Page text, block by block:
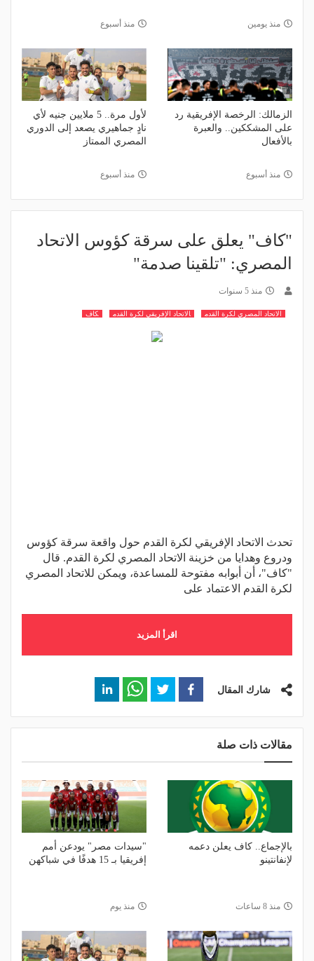
منذ يومين منذ أسبوع
الزمالك: الرخصة الإفريقية رد
على المشككين.. والعبرة
بالأفعال
منذ أسبوع
لأول مرة.. 5 ملايين جنيه لأي
نادٍ جماهيري يصعد إلى الدوري
المصري الممتاز
منذ أسبوع
"كاف" يعلق على سرقة كؤوس الاتحاد
المصري: "تلقينا صدمة"
منذ 5 سنوات
الاتحاد المصري لكرة القدم الاتحاد الإفريقي لكرة القدم كاف
تحدث الاتحاد الإفريقي لكرة القدم حول واقعة سرقة كؤوس
ودروع وهدايا من خزينة الاتحاد المصري لكرة القدم. قال
"كاف"، أن أبوابه مفتوحة للمساعدة، ويمكن للاتحاد المصري
لكرة القدم الاعتماد على
اقرأ المزيد
شارك المقال
مقالات ذات صلة
بالإجماع.. كاف يعلن دعمه
لإنفانتينو
منذ 8 ساعات
"سيدات مصر" يودعن أمم
إفريقيا بـ 15 هدفًا في شباكهن
منذ يوم